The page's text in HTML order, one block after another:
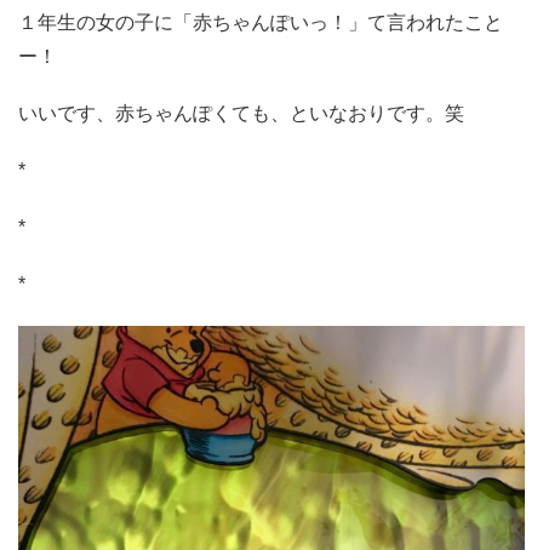
１年生の女の子に「赤ちゃんぽいっ！」て言われたこと
ー！
いいです、赤ちゃんぽくても、といなおりです。笑
*
*
*